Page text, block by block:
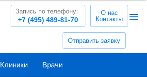
Отправить заявку
+7 (495) 489-81-70
Запись по телефону:
О нас
Контакты
Клиники Врачи